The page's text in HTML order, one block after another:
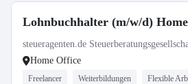
Lohnbuchhalter (m/w/d)
steueragenten.de
Home Office
Freelancer Weiterbildungen Flexible